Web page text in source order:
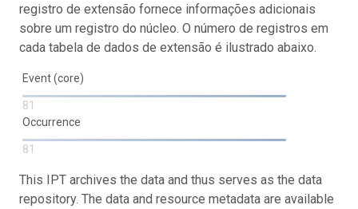
registro de extensão fornece informações adicionais
sobre um registro do núcleo. O número de registros em
cada tabela de dados de extensão é ilustrado abaixo.
Event (core)
81
Occurrence
81
This IPT archives the data and thus serves as the data
repository. The data and resource metadata are available